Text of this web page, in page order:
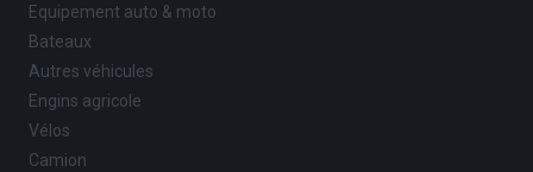
Equipement auto & moto
Bateaux
Autres véhicules
Engins agricole
Vélos
Camion